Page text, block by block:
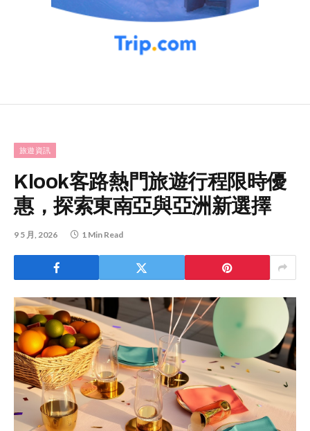
旅遊資訊
Klook客路熱門旅遊行程限時優
惠，探索東南亞與亞洲新選擇
9 5 月, 2026 1 Min Read